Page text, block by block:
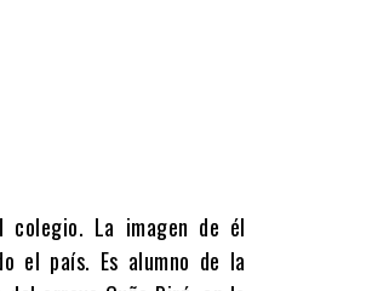
colegio. La imagen de él
el país. Es alumno de la